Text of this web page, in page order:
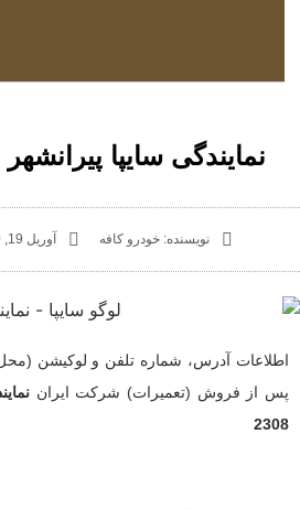
نمایندگی سایپا پیرانشهر
نویسنده:خودرو کافه آوریل 19, 2020
اطلاعات آدرس، شماره تلفن و لوکیشن
پس از فروش (تعمیرات) شرکت ایران
2308